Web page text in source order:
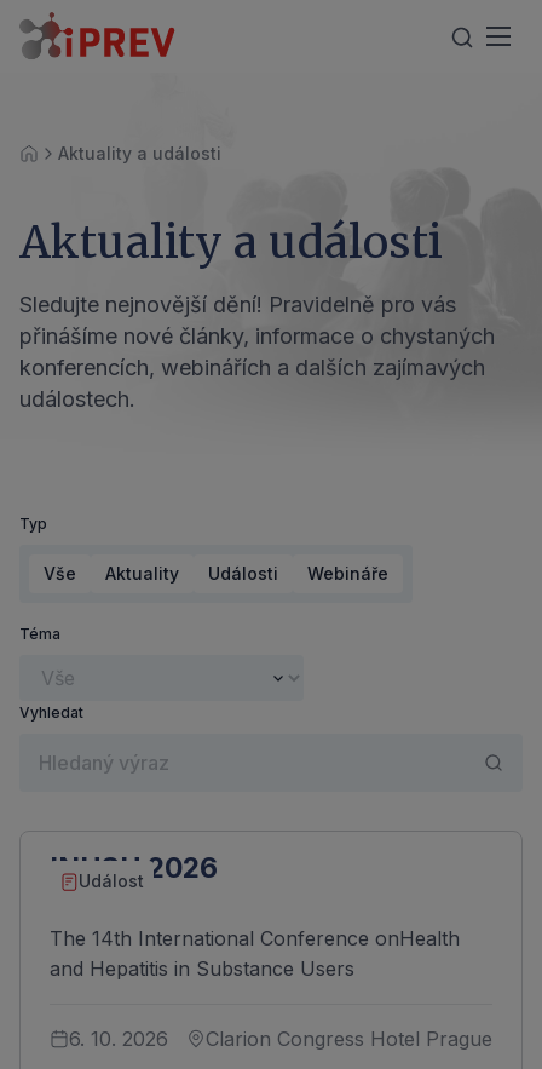
ÚvodAktuality a události
Aktuality a události
Sledujte nejnovější dění! Pravidelně pro vás
přinášíme nové články, informace o chystaných
konferencích, webinářích a dalších zajímavých
událostech.
Typ
Vše Aktuality Události Webináře
Téma
Vyhledat
Událost
INHSU 2026
The 14th International Conference onHealth
and Hepatitis in Substance Users
6. 10. 2026 Clarion Congress Hotel Prague